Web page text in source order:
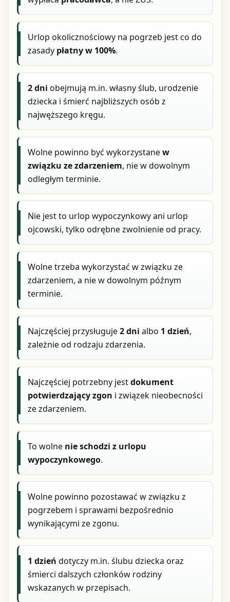
Urlop okolicznościowy na pogrzeb jest co do
zasady płatny w 100%.
2 dni obejmują m.in. własny ślub, urodzenie
dziecka i śmierć najbliższych osób z
najwęższego kręgu.
Wolne powinno być wykorzystanew
związku ze zdarzeniem, nie w dowolnym
odległym terminie.
Nie jest to urlop wypoczynkowy ani urlop
ojcowski, tylko odrębne zwolnienie od pracy.
Wolne trzeba wykorzystać w związku ze
zdarzeniem, a nie w dowolnym późnym
terminie.
Najczęściej przysługuje2 dni albo 1 dzień,
zależnie od rodzaju zdarzenia.
Najczęściej potrzebny jestdokument
potwierdzający zgon i związek nieobecności
ze zdarzeniem.
To wolne nie schodzi z urlopu
wypoczynkowego.
Wolne powinno pozostawać w związku z
pogrzebem i sprawami bezpośrednio
wynikającymi ze zgonu.
1 dzień dotyczy m.in. ślubu dziecka oraz
śmierci dalszych członków rodziny
wskazanych w przepisach.